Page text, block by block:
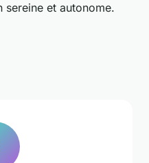
sereine et autonome.